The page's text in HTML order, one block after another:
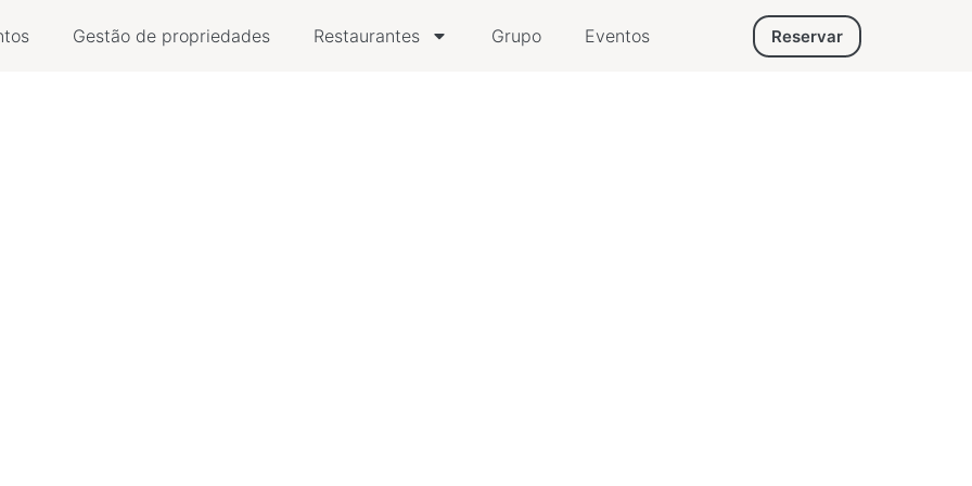
Gestão de propriedades Restaurantes Grupo Eventos Reservar